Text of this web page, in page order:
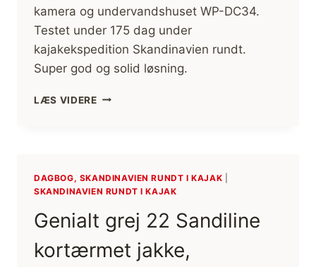
kamera og undervandshuset WP-DC34.
Testet under 175 dag under
kajakekspedition Skandinavien rundt.
Super god og solid løsning.
LÆS VIDEREKAMERA
I
DAGBOG, SKANDINAVIEN RUNDT I KAJAK
SKANDINAVIEN RUNDT I KAJAK
Genialt grej 22 Sandiline
kortærmet jakke,